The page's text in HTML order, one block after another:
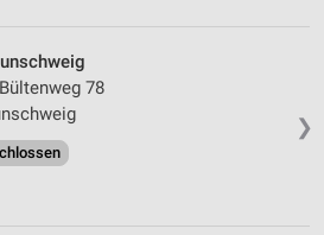
❯
78